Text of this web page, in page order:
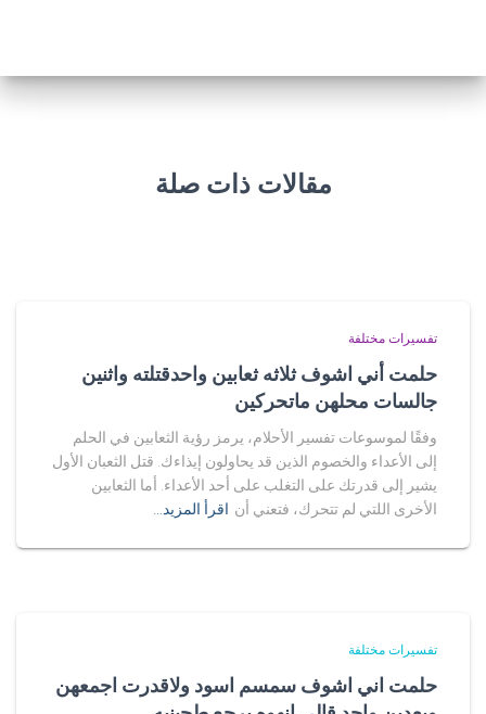
مقالات ذات صلة
تفسيرات مختلفة
حلمت أني اشوف ثلاثه ثعابين واحدقتلته واثنين
جالسات محلهن ماتحركين
وفقًا لموسوعات تفسير الأحلام، يرمز رؤية الثعابين في الحلم
إلى الأعداء والخصوم الذين قد يحاولون إيذاءك. قتل الثعبان الأول
يشير إلى قدرتك على التغلب على أحد الأعداء. أما الثعابين
الأخرى اللتي لم تتحرك، فتعني أن اقرأ المزيد…
تفسيرات مختلفة
حلمت اني اشوف سمسم اسود ولاقدرت اجمعهن